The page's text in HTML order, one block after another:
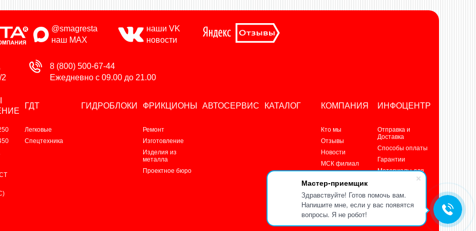
Мастер-приемщик
Здравствуйте! Готов помочь вам.
Напишите мне, если у вас появятся
вопросы. Я не робот!
@smagresta
наш MAX
наши VK
новости
8 (800) 500-67-44
Ежедневно с 09.00 до 21.00
ГДТ
Легковые
Спецтехника
ГИДРОБЛОКИ ФРИКЦИОНЫ
Ремонт
Изготовление
Изделия из
металла
Проектное бюро
АВТОСЕРВИС КАТАЛОГ КОМПАНИЯ
Кто мы
Отзывы
Новости
МСК филиал
ИНФОЦЕНТР
Отправка и
Доставка
Способы оплаты
Гарантии
Материалы для